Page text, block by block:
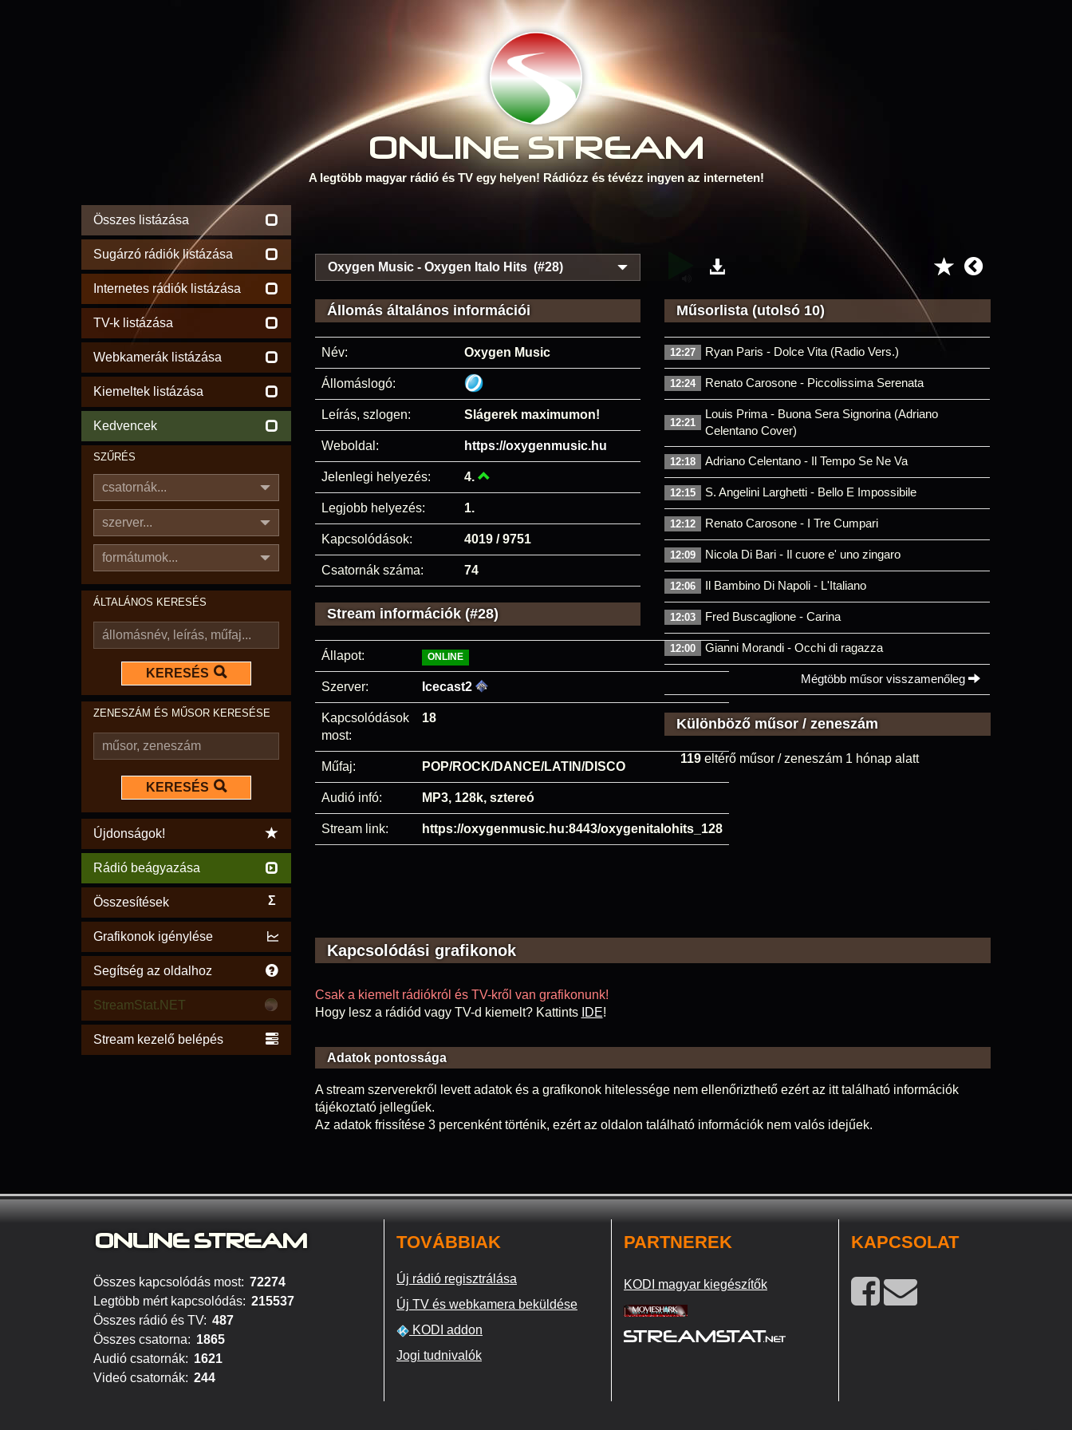
ONLINE STREAM
A legtöbb magyar rádió és TV egy helyen! Rádiózz és tévézz ingyen az interneten!
Összes listázása
Sugárzó rádiók listázása
Internetes rádiók listázása
TV-k listázása
Webkamerák listázása
Kiemeltek listázása
Kedvencek
SZŰRÉS
csatornák...
szerver...
formátumok...
ÁLTALÁNOS KERESÉS
KERESÉS
ZENESZÁM ÉS MŰSOR KERESÉSE
KERESÉS
Újdonságok!
Rádió beágyazása
Összesítések Σ
Grafikonok igénylése
Segítség az oldalhoz
StreamStat.NET
Stream kezelő belépés
Oxygen Music - Oxygen Italo Hits (#28)
Állomás általános információi
Név: Oxygen Music
Állomáslogó:
Leírás, szlogen: Slágerek maximumon!
Weboldal: https://oxygenmusic.hu
Jelenlegi helyezés: 4.
Legjobb helyezés: 1.
Kapcsolódások: 4019 / 9751
Csatornák száma: 74
Stream információk (#28)
Állapot: ONLINE
Szerver: Icecast2
Kapcsolódások
most:
18
Műfaj: POP/ROCK/DANCE/LATIN/DISCO
Audió infó: MP3, 128k, sztereó
Stream link: https://oxygenmusic.hu:8443/oxygenitalohits_128
Műsorlista (utolsó 10)
12:27 Ryan Paris - Dolce Vita (Radio Vers.)
12:24 Renato Carosone - Piccolissima Serenata
12:21
Louis Prima - Buona Sera Signorina (Adriano
Celentano Cover)
12:18 Adriano Celentano - Il Tempo Se Ne Va
12:15 S. Angelini Larghetti - Bello E Impossibile
12:12 Renato Carosone - I Tre Cumpari
12:09 Nicola Di Bari - Il cuore e' uno zingaro
12:06 Il Bambino Di Napoli - L'Italiano
12:03 Fred Buscaglione - Carina
12:00 Gianni Morandi - Occhi di ragazza
Mégtöbb műsor visszamenőleg
Különböző műsor / zeneszám
119 eltérő műsor / zeneszám 1 hónap alatt
Kapcsolódási grafikonok
Csak a kiemelt rádiókról és TV-kről van grafikonunk!
Hogy lesz a rádiód vagy TV-d kiemelt? Kattints IDE!
Adatok pontossága
A stream szerverekről levett adatok és a grafikonok hitelessége nem ellenőrizthető ezért az itt található információk
tájékoztató jellegűek.
Az adatok frissítése 3 percenként történik, ezért az oldalon található információk nem valós idejűek.
ONLINE STREAM
Összes kapcsolódás most: 72274
Legtöbb mért kapcsolódás: 215537
Összes rádió és TV: 487
Összes csatorna: 1865
Audió csatornák: 1621
Videó csatornák: 244
TOVÁBBIAK
Új rádió regisztrálása
Új TV és webkamera beküldése
KODI addon
Jogi tudnivalók
PARTNEREK
KODI magyar kiegészítők
KAPCSOLAT